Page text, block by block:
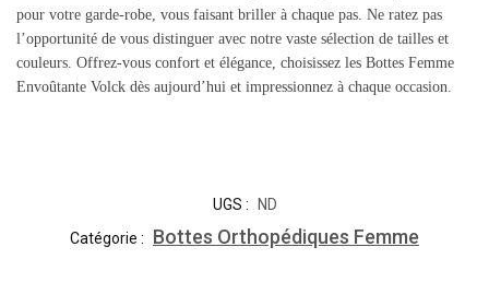
pour votre garde-robe, vous faisant briller à chaque pas. Ne ratez pas
l’opportunité de vous distinguer avec notre vaste sélection de tailles et
couleurs. Offrez-vous confort et élégance, choisissez les Bottes Femme
Envoûtante Volck dès aujourd’hui et impressionnez à chaque occasion.
UGS :
ND
Catégorie :
Bottes Orthopédiques Femme